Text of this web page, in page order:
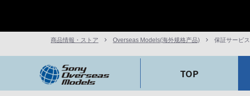
商品情報・ストア Overseas Models(海外规格产品) 保証サービス
TOP